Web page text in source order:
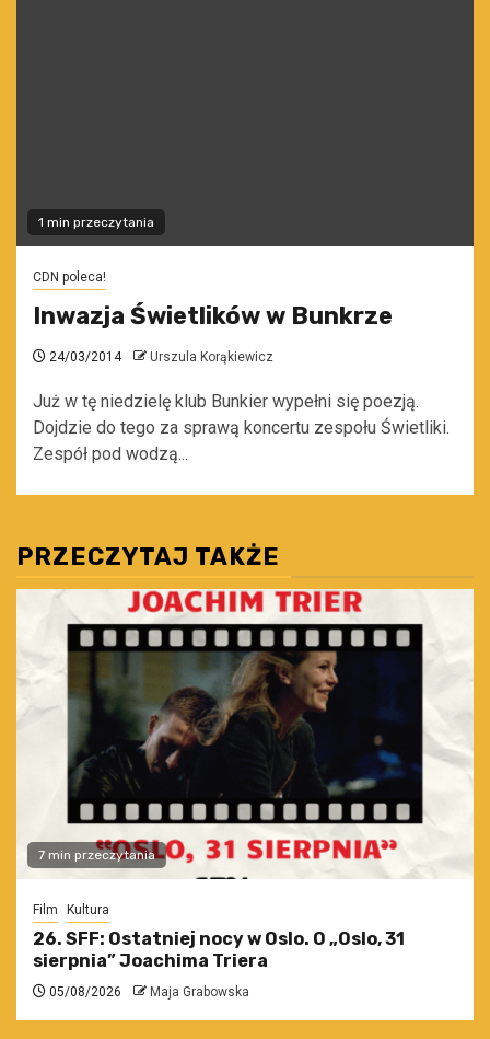
1 min przeczytania
CDN poleca!
Inwazja Świetlików w Bunkrze
24/03/2014 Urszula Korąkiewicz
Już w tę niedzielę klub Bunkier wypełni się poezją.
Dojdzie do tego za sprawą koncertu zespołu Świetliki.
Zespół pod wodzą...
PRZECZYTAJ TAKŻE
7 min przeczytania
Film Kultura
26. SFF: Ostatniej nocy w Oslo. O „Oslo, 31
sierpnia” Joachima Triera
05/08/2026 Maja Grabowska